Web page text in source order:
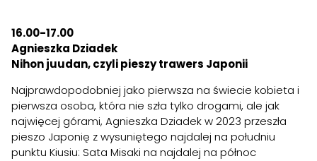
16.00-17.00
Agnieszka Dziadek
Nihon juudan, czyli pieszy trawers Japonii
Najprawdopodobniej jako pierwsza na świecie kobieta i
pierwsza osoba, która nie szła tylko drogami, ale jak
najwięcej górami, Agnieszka Dziadek w 2023 przeszła
pieszo Japonię z wysuniętego najdalej na południu
punktu Kiusiu: Sata Misaki na najdalej na północ